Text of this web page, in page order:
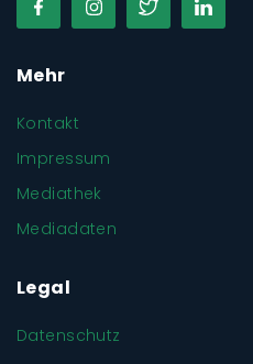
Mehr
Kontakt
Impressum
Mediathek
Mediadaten
Legal
Datenschutz